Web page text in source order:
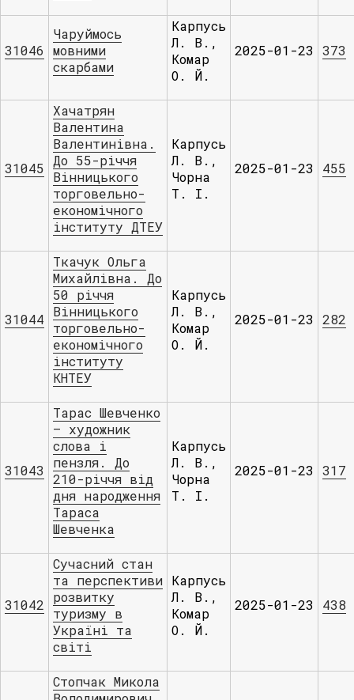
31046
Чаруймось
мовними
скарбами
Карпусь
Л. В.,
Комар
О. Й.
2025-01-23 373
31045
Хачатрян
Валентина
Валентинівна.
До 55-річчя
Вінницького
торговельно-
економічного
інституту ДТЕУ
Карпусь
Л. В.,
Чорна
Т. І.
2025-01-23 455
31044
Ткачук Ольга
Михайлівна. До
50 річчя
Вінницького
торговельно-
економічного
інституту
КНТЕУ
Карпусь
Л. В.,
Комар
О. Й.
2025-01-23 282
31043
Тарас Шевченко
– художник
слова і
пензля. До
210-річчя від
дня народження
Тараса
Шевченка
Карпусь
Л. В.,
Чорна
Т. І.
2025-01-23 317
31042
Сучасний стан
та перспективи
розвитку
туризму в
Україні та
світі
Карпусь
Л. В.,
Комар
О. Й.
2025-01-23 438
Стопчак Микола